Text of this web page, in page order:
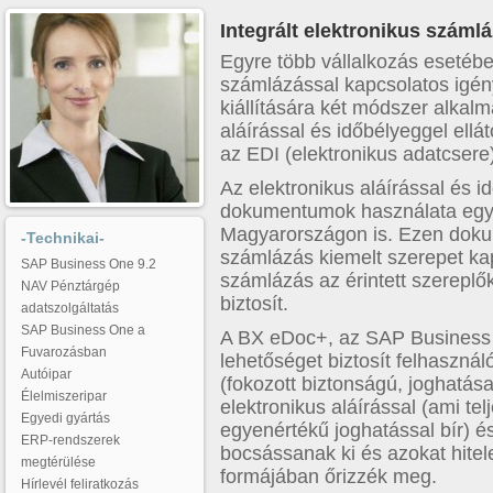
Integrált elektronikus
Egyre több vállalkozás
számlázással kapcsolatos
kiállítására két módszer
aláírással és időbélyeggel
az EDI (elektronikus
Az elektronikus aláírással és
dokumentumok használata
Magyarországon is. Ezen
számlázás kiemelt szerepet
számlázás az érintett
biztosít.
A BX eDoc+, az SAP
lehetőséget biztosít
(fokozott biztonságú,
elektronikus aláírással (ami
egyenértékű joghatással bír)
bocsássanak ki és azokat
formájában őrizzék meg.
-Technikai-
SAP Business One 9.2
NAV Pénztárgép
adatszolgáltatás
SAP Business One a
Fuvarozásban
Autóipar
Élelmiszeripar
Egyedi gyártás
ERP-rendszerek
megtérülése
Hírlevél feliratkozás